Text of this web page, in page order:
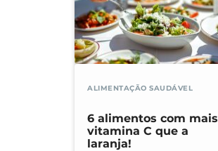
ALIMENTAÇÃO SAUDÁVEL
6 alimentos com mais
vitamina C que a
laranja!